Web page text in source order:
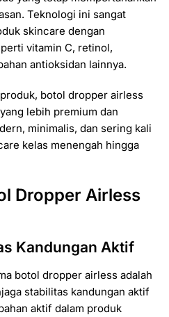
Teknologi ini sangat
skincare dengan
vitamin C, retinol,
antioksidan lainnya.
botol dropper airless
lebih premium dan
minimalis, dan sering kali
kelas menengah hingga
Dropper Airless
Kandungan Aktif
botol dropper airless adalah
stabilitas kandungan aktif
aktif dalam produk